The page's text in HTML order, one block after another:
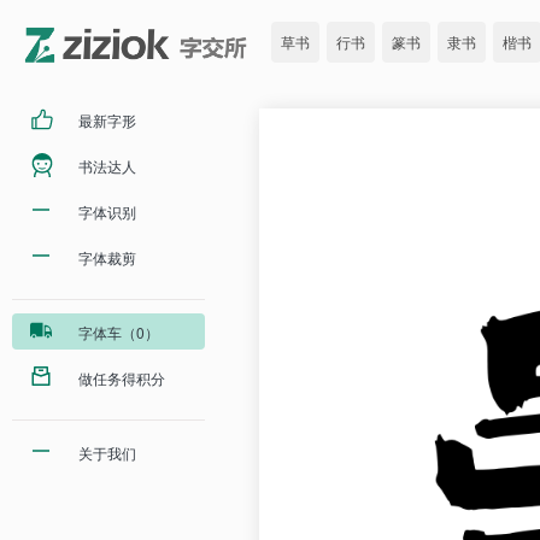
草书 行书 篆书 隶书 楷书
最新字形
书法达人
字体识别
字体裁剪
字体车（0）
做任务得积分
关于我们